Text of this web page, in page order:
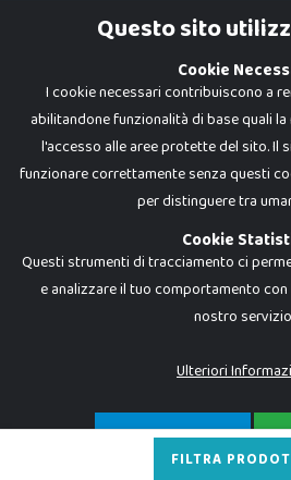
FILTRA
Cookie Policy
Dadi e Mattoncini è un brand di Giocabene
I prezzi e le promozioni pubblicate
P.IVA 02608090425 - REA AN201199 - C.S.
Questo sito
Cookie
I cookie necessari contribuiscono a
abilitandone funzionalità di base quali
l'accesso alle aree protette del sito. Il
funzionare correttamente senza questi
per distinguere tra
Cookie
Questi strumenti di tracciamento ci
e analizzare il tuo comportamento
nostro
Ulteriori
SOLO NECESSARI